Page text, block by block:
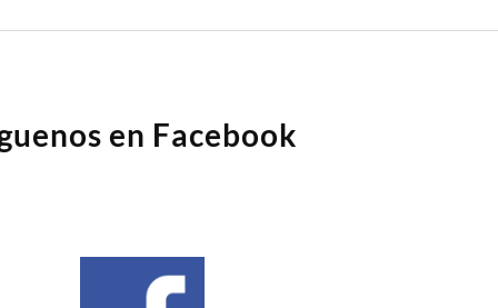
en Facebook